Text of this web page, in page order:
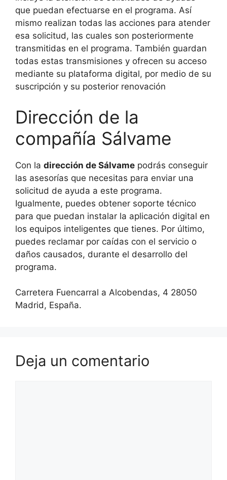
que puedan efectuarse en el programa. Así
mismo realizan todas las acciones para atender
esa solicitud, las cuales son posteriormente
transmitidas en el programa. También guardan
todas estas transmisiones y ofrecen su acceso
mediante su plataforma digital, por medio de su
suscripción y su posterior renovación
Dirección de la
compañía Sálvame
Con la dirección de Sálvame podrás conseguir
las asesorías que necesitas para enviar una
solicitud de ayuda a este programa.
Igualmente, puedes obtener soporte técnico
para que puedan instalar la aplicación digital en
los equipos inteligentes que tienes. Por último,
puedes reclamar por caídas con el servicio o
daños causados, durante el desarrollo del
programa.
Carretera Fuencarral a Alcobendas, 4 28050
Madrid, España.
Deja un comentario